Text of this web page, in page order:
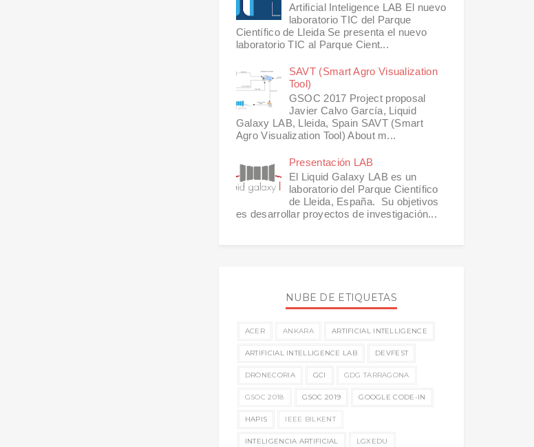
Artificial Inteligence LAB El nuevo
laboratorio TIC del Parque
Científico de Lleida Se presenta el nuevo
laboratorio TIC al Parque Cient...
SAVT (Smart Agro Visualization
Tool)
GSOC 2017 Project proposal
Javier Calvo García, Liquid
Galaxy LAB, Lleida, Spain SAVT (Smart
Agro Visualization Tool) About m...
Presentación LAB
El Liquid Galaxy LAB es un
laboratorio del Parque Científico
de Lleida, España. Su objetivos
es desarrollar proyectos de investigación...
NUBE DE ETIQUETAS
ACER ANKARA ARTIFICIAL INTELLIGENCE
ARTIFICIAL INTELLIGENCE LAB DEVFEST
DRONECORIA GCI GDG TARRAGONA
GSOC 2018 GSOC 2019 GOOGLE CODE-IN
HAPIS IEEE BILKENT
INTELIGENCIA ARTIFICIAL LGXEDU